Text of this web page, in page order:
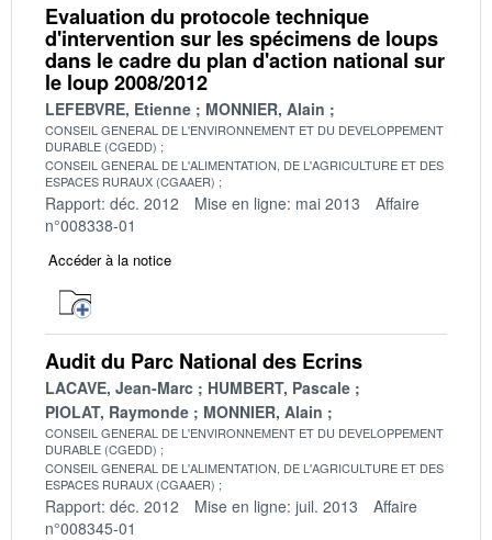
Evaluation du protocole technique
d'intervention sur les spécimens de loups
dans le cadre du plan d'action national sur
le loup 2008/2012
LEFEBVRE, Etienne MONNIER, Alain
CONSEIL GENERAL DE L'ENVIRONNEMENT ET DU DEVELOPPEMENT
DURABLE (CGEDD)
CONSEIL GENERAL DE L'ALIMENTATION, DE L'AGRICULTURE ET DES
ESPACES RURAUX (CGAAER)
Rapport: déc. 2012 Mise en ligne: mai 2013
Affaire
n°008338-01
Accéder à la notice
Audit du Parc National des Ecrins
LACAVE, Jean-Marc
HUMBERT, Pascale
PIOLAT, Raymonde
MONNIER, Alain
CONSEIL GENERAL DE L'ENVIRONNEMENT ET DU DEVELOPPEMENT
DURABLE (CGEDD)
CONSEIL GENERAL DE L'ALIMENTATION, DE L'AGRICULTURE ET DES
ESPACES RURAUX (CGAAER)
Rapport: déc. 2012 Mise en ligne: juil. 2013
Affaire
n°008345-01